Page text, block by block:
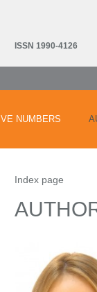
ISSN 1990-4126
NUMBERS
Index page